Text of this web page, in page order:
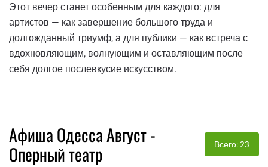
Этот вечер станет особенным для каждого: для
артистов — как завершение большого труда и
долгожданный триумф, а для публики — как встреча с
вдохновляющим, волнующим и оставляющим после
себя долгое послевкусие искусством.
Афиша Одесса Август -
Оперный театр
Всего: 23